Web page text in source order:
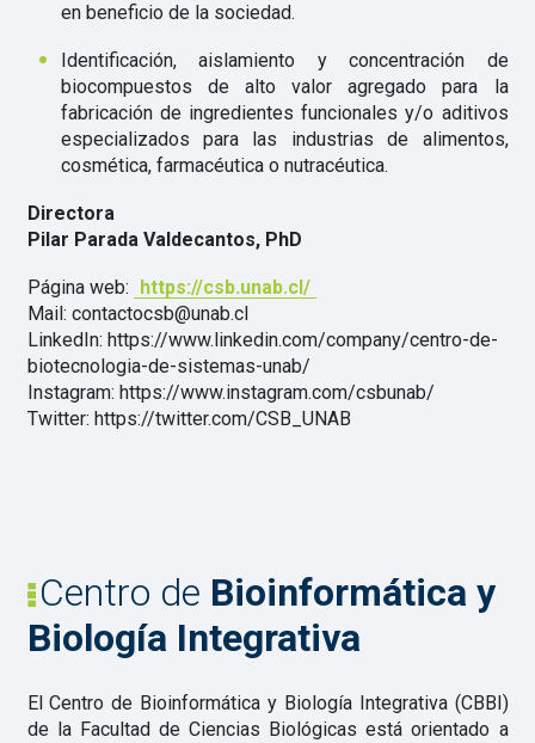
en beneficio de la sociedad.
Identificación, aislamiento y concentración de
biocompuestos de alto valor agregado para la
fabricación de ingredientes funcionales y/o aditivos
especializados para las industrias de alimentos,
cosmética, farmacéutica o nutracéutica.
Directora
Pilar Parada Valdecantos, PhD
Página web: https://csb.unab.cl/
Mail: contactocsb@unab.cl
LinkedIn: https://www.linkedin.com/company/centro-de-
biotecnologia-de-sistemas-unab/
Instagram: https://www.instagram.com/csbunab/
Twitter: https://twitter.com/CSB_UNAB
Centro de Bioinformática y
Biología Integrativa
El Centro de Bioinformática y Biología Integrativa (CBBI)
de la Facultad de Ciencias Biológicas está orientado a